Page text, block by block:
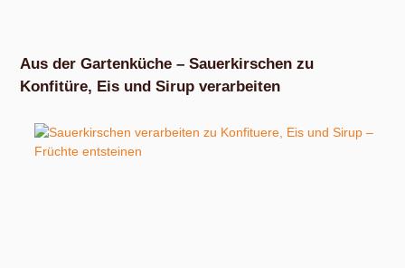
Aus der Gartenküche – Sauerkirschen zu
Konfitüre, Eis und Sirup verarbeiten